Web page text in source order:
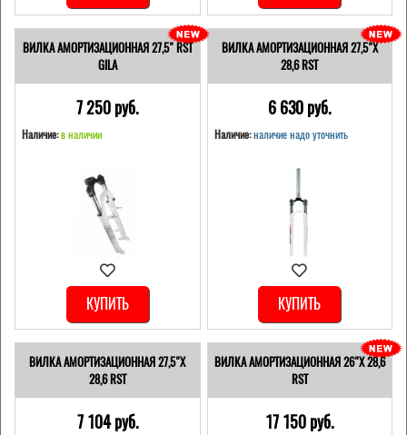
ВИЛКА АМОРТИЗАЦИОННАЯ 27,5" RST
GILA
7 250 pуб.
Наличие:в наличии
КУПИТЬ
ВИЛКА АМОРТИЗАЦИОННАЯ 27,5"Х
28,6 RST
6 630 pуб.
Наличие: наличие надо уточнить
КУПИТЬ
ВИЛКА АМОРТИЗАЦИОННАЯ 27,5"Х
28,6 RST
7 104 pуб.
ВИЛКА АМОРТИЗАЦИОННАЯ 26"Х 28,6
RST
17 150 pуб.